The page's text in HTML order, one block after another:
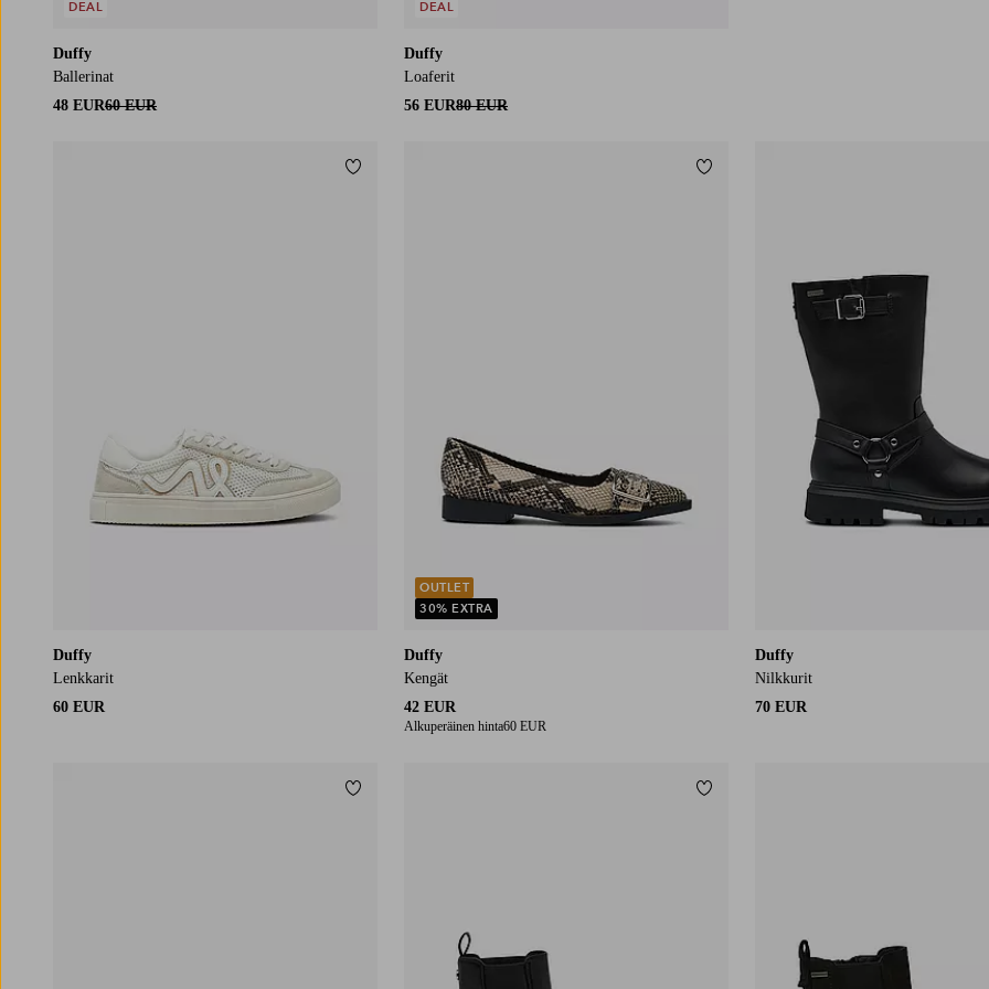
Duffy
Ballerinat
48 EUR60 EUR
DEAL
Duffy
Loaferit
56 EUR80 EUR
DEAL
Duffy
Lenkkarit
60 EUR
Lisää suosikkeihin
Duffy
Kengät
42 EUR
Alkuperäinen hinta60 EUR
OUTLET
30% EXTRA
Lisää suosikkeihin
Duffy
Nilkkurit
70 EUR
Lisää suosikkeihin Lisää suosikkeihin